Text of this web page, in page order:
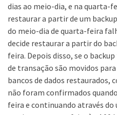
dias ao meio-dia, e na quarta-
restaurar a partir de um
do meio-dia de quarta-feira
decide restaurar a partir do
feira. Depois disso, se o
de transação são movidos
bancos de dados restaurados,
não foram confirmados
feira e continuando através